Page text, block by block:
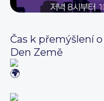
Čas k přemýšlení
Den Země